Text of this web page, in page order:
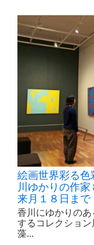
絵画世界彩る
川ゆかりの作
来月１８日まで
香川にゆかりの
するコレクショ
藻...